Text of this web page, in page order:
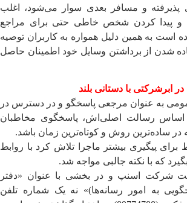
و مسافر بعدی سوار می‌شود، اغلب
و پیدا کردن شخص خاطی حتی برای مراجع
است به همین دلیل همواره به کاربران توصیه
شدن از برداشتن وسایل خود اطمینان حاصل
ابرشرکتی با دستانی بلند
‌به عنوان مرجعی پاسخگو و در دسترس در
اساس رسالت اصلی‌اش، پاسخگوی مخاطبان
در ساده‌ترین روش و کوتاه‌ترین زمان باشد.
برای پیگیری بیشتر ماجرا تلاش کرد با روابط
که با نکته جالبی مواجه شد.
شرکت اسنپ و در بخشی با عنوان «دفتر
به امور رسانه‌ها)» نه یک شماره تلفن